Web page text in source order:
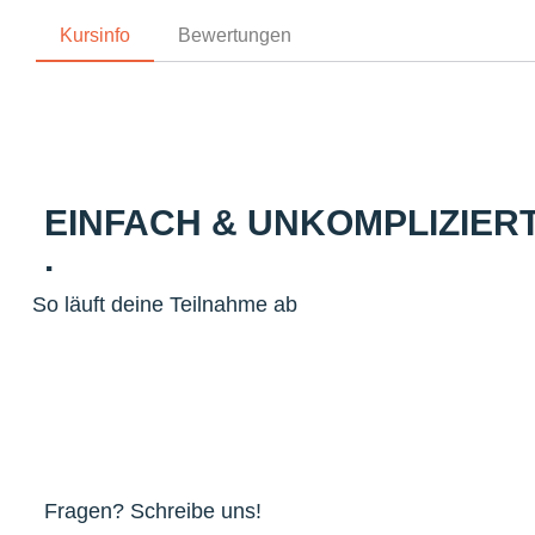
Kursinfo Bewertungen
EINFACH &
.
So läuft deine Teilnahme ab
Fragen? Schreibe uns!